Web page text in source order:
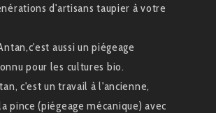
d'artisans taupier à votre
aussi un piégeage
pour les cultures bio.
c'est un travail à l'ancienne,
pince (piégeage mécanique) avec